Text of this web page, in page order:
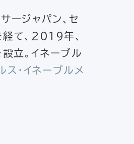
ージャパン、セ
経て、2019年、
立。イネーブル
ス・イネーブルメ